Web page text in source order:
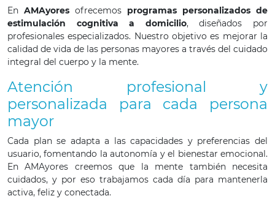
En AMAyores ofrecemos programas personalizados de
estimulación cognitiva a domicilio, diseñados por
profesionales especializados. Nuestro objetivo es mejorar la
calidad de vida de las personas mayores a través del cuidado
integral del cuerpo y la mente.
Atención profesional y
personalizada para cada persona
mayor
Cada plan se adapta a las capacidades y preferencias del
usuario, fomentando la autonomía y el bienestar emocional.
En AMAyores creemos que la mente también necesita
cuidados, y por eso trabajamos cada día para mantenerla
activa, feliz y conectada.